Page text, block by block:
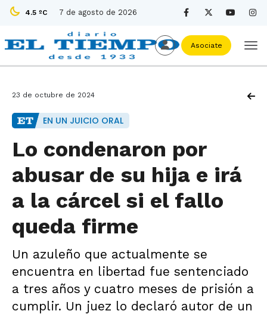
4.5 ºC 7 de agosto de 2026
Asociate
23 de octubre de 2024
EN UN JUICIO ORAL
Lo condenaron por
abusar de su hija e irá
a la cárcel si el fallo
queda firme
Un azuleño que actualmente se
encuentra en libertad fue sentenciado
a tres años y cuatro meses de prisión a
cumplir. Un juez lo declaró autor de un